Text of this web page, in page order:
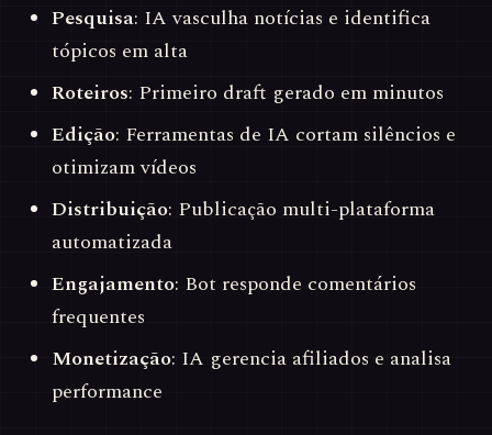
Pesquisa: IA vasculha notícias e identifica
tópicos em alta
Roteiros: Primeiro draft gerado em minutos
Edição: Ferramentas de IA cortam silêncios e
otimizam vídeos
Distribuição: Publicação multi-plataforma
automatizada
Engajamento: Bot responde comentários
frequentes
Monetização: IA gerencia afiliados e analisa
performance